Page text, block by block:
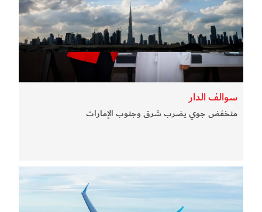
سوالف الدار
منخفض جوي يضرب شرق وجنوب الإمارات